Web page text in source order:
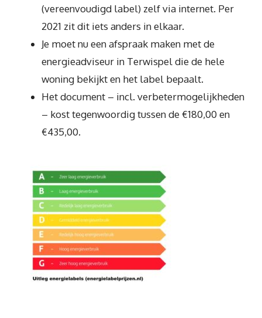
(vereenvoudigd label) zelf via internet. Per
2021 zit dit iets anders in elkaar.
Je moet nu een afspraak maken met de
energieadviseur in Terwispel die de hele
woning bekijkt en het label bepaalt.
Het document – incl. verbetermogelijkheden
– kost tegenwoordig tussen de €180,00 en
€435,00.